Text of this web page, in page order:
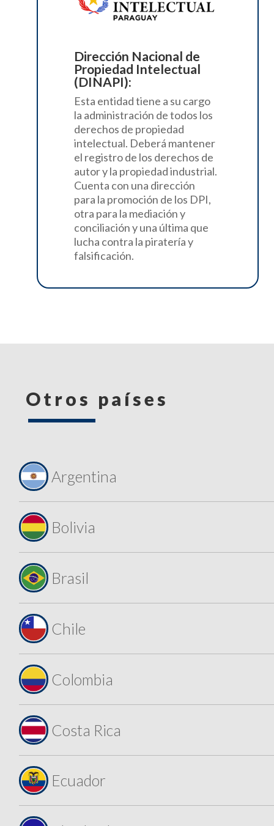
Dirección Nacional de
Propiedad Intelectual
(DINAPI):
Esta entidad tiene a su cargo
la administración de todos los
derechos de propiedad
intelectual. Deberá mantener
el registro de los derechos de
autor y la propiedad industrial.
Cuenta con una dirección
para la promoción de los DPI,
otra para la mediación y
conciliación y una última que
lucha contra la piratería y
falsificación.
Otros países
Argentina
Bolivia
Brasil
Chile
Colombia
Costa Rica
Ecuador